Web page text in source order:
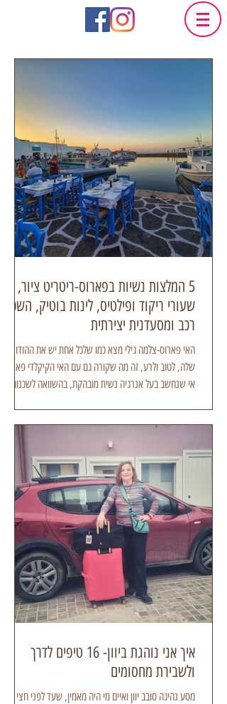
5 המלצות נשיות בפארוס-ריטריט ציור,
שעורי ריקוד ופילטיס, לינות בוטיק,
רכב ומסעדנית יצירתית
האי פארוס-צלמה גילי מצא כמו שלכל אחת יש את ההודו
שלה, לטוב ולרע, זה מה שקורה גם עם האי הקיקלדי פארוס.
אי שנחשב בעל אנרגיה נשית מובהקת, בהשוואה לשכנותיו,
פארוס-צלמה גילי מצא לי היו ממנה זיכרונות מאכזבים מביקור
לפני 20 שנה. כשהיא הייתה אי מנומנם, שמעטים שמעו
עליו. לא כזה שנחשב לאחד האיים המובילים ביוון ובאירופה,
גם למטיילים עצמאי
איך אני נוהגת ביוון- 16 טיפים לדרך
ולשבירת מחסומים
מסע נהיגה סובב יוון ואיים מי היה מאמין, שעד לפני חצי שנה